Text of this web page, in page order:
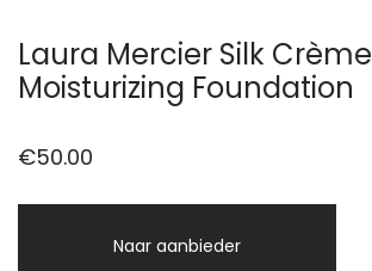
Laura Mercier Silk Crème
Moisturizing Foundation
€50.00
Naar aanbieder